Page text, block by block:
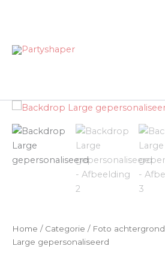
inhoud
Home / Categorie / Foto achtergrond
Large gepersonaliseerd